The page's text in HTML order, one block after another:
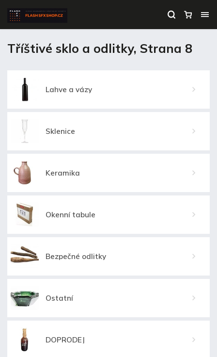
Tříštivé sklo a odlitky, Strana 8
Lahve a vázy
Sklenice
Keramika
Okenní tabule
Bezpečné odlitky
Ostatní
DOPRODEJ